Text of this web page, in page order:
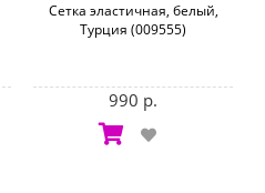
Сетка эластичная, белый,
Турция (009555)
990 р.